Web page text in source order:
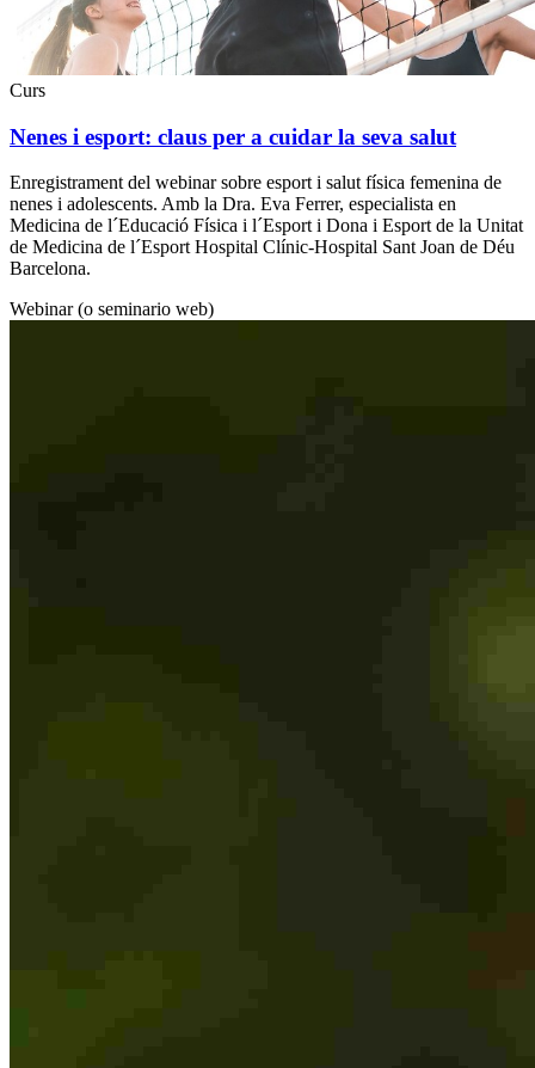
Curs
Nenes i esport: claus per a cuidar la seva salut
Enregistrament del webinar sobre esport i salut física femenina de
nenes i adolescents. Amb la Dra. Eva Ferrer, especialista en
Medicina de l´Educació Física i l´Esport i Dona i Esport de la Unitat
de Medicina de l´Esport Hospital Clínic-Hospital Sant Joan de Déu
Barcelona.
Webinar (o seminario web)